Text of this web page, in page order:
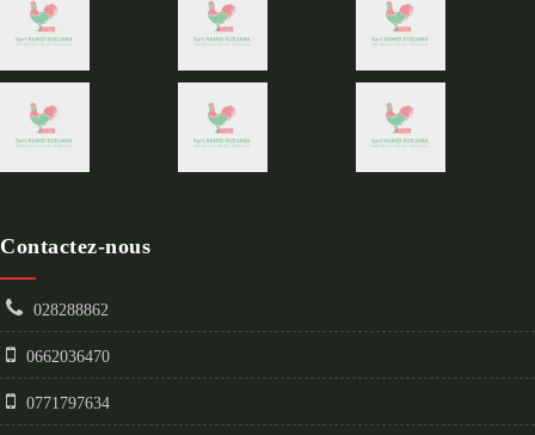
Contactez-nous
028288862
0662036470
0771797634